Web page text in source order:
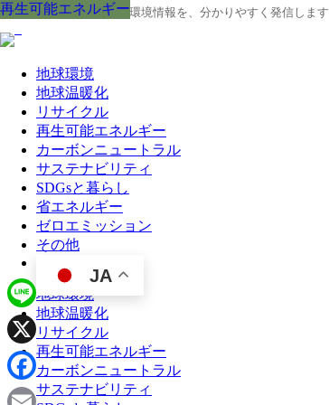
地球の今と未来に役立つ環境情報を、分かりやすく発信します
地球環境
地球温暖化
リサイクル
再生可能エネルギー
カーボンニュートラル
サステナビリティ
SDGsと暮らし
省エネルギー
ゼロエミッション
その他
JA
地球環境
地球温暖化
リサイクル
再生可能エネルギー
カーボンニュートラル
サステナビリティ
再生可能エネルギー
再生可能エネルギー
再生可能エネルギー
再生可能エネルギー
再生可能エネルギー
再生可能エネルギー
再生可能エネルギー
再生可能エネルギー
再生可能エネルギー
Line
X
Facebook